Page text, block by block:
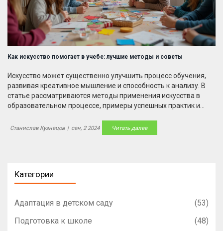
Как искусство помогает в учебе: лучшие методы и советы
Искусство может существенно улучшить процесс обучения,
развивая креативное мышление и способность к анализу. В
статье рассматриваются методы применения искусства в
образовательном процессе, примеры успешных практик и
Станислав Кузнецов | сен, 2 2024 Читать далее
Категории
Адаптация в детском саду
(53)
Подготовка к школе
(48)